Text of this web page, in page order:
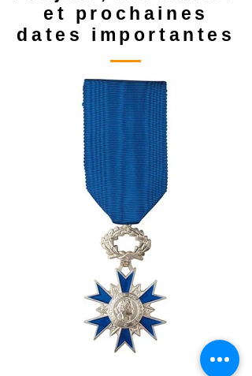
et prochaines
dates importantes